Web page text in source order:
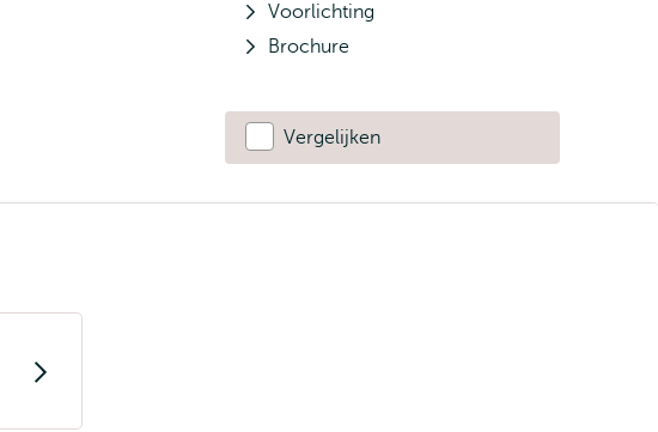
Voorlichting
Brochure
Vergelijken